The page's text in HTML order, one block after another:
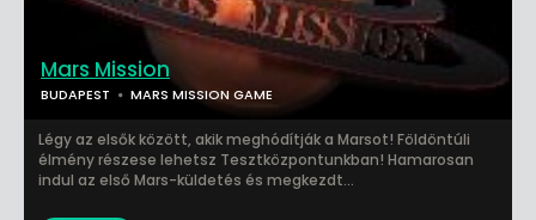
Mars Mission
BUDAPEST MARS MISSION GAME
Légy az elsők között, akik meghódítják a Marsot! Földöntúli
élmény részese lehetsz Tesztközpontunkban! Hamarosan
indul az első Mars-küldetés és megkezdt...